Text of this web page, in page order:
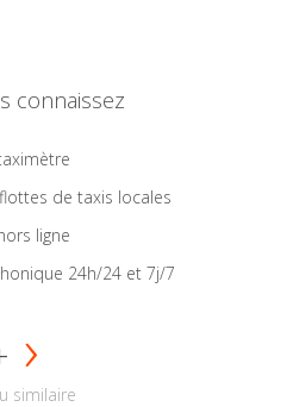
connaissez
de taxis locales
ligne
24h/24 et 7j/7
similaire